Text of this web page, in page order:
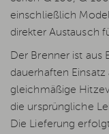
einschließlich
direkter Austausch
Der Brenner ist aus
dauerhaften
gleichmäßige
die ursprüngliche
Die Lieferung